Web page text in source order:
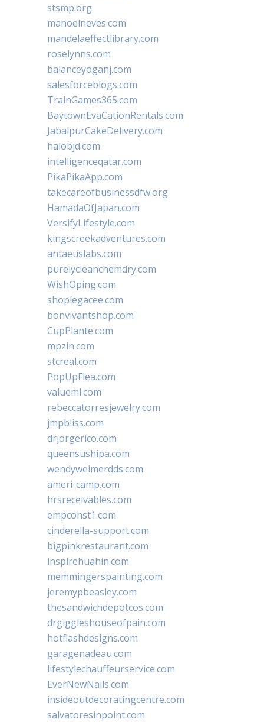
stsmp.org
manoelneves.com
mandelaeffectlibrary.com
roselynns.com
balanceyoganj.com
salesforceblogs.com
TrainGames365.com
BaytownEvaCationRentals.com
JabalpurCakeDelivery.com
halobjd.com
intelligenceqatar.com
PikaPikaApp.com
takecareofbusinessdfw.org
HamadaOfJapan.com
VersifyLifestyle.com
kingscreekadventures.com
antaeuslabs.com
purelycleanchemdry.com
WishOping.com
shoplegacee.com
bonvivantshop.com
CupPlante.com
mpzin.com
stcreal.com
PopUpFlea.com
valueml.com
rebeccatorresjewelry.com
jmpbliss.com
drjorgerico.com
queensushipa.com
wendyweimerdds.com
ameri-camp.com
hrsreceivables.com
empconst1.com
cinderella-support.com
bigpinkrestaurant.com
inspirehuahin.com
memmingerspainting.com
jeremypbeasley.com
thesandwichdepotcos.com
drgiggleshouseofpain.com
hotflashdesigns.com
garagenadeau.com
lifestylechauffeurservice.com
EverNewNails.com
insideoutdecoratingcentre.com
salvatoresinpoint.com